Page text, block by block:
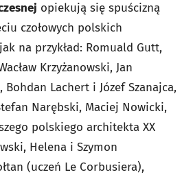
opiekują się spuścizną
czołowych polskich
na przykład: Romuald Gutt,
Krzyżanowski, Jan
Bohdan Lachert i Józef Szanajca,
Narębski, Maciej Nowicki,
polskiego architekta XX
Helena i Szymon
(uczeń Le Corbusiera),